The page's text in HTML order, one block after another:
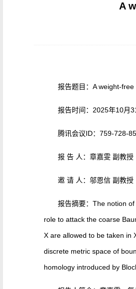
A
报告题目：A weight-
报告时间：2025年10月
腾讯会议ID：759-728-
报 告 人：章嘉雯 副教授
邀 请 人：邬恩信 副教授
报告摘要：The notion
role to attack the coarse
X are allowed to be taken in
discrete metric space of
homology introduced by